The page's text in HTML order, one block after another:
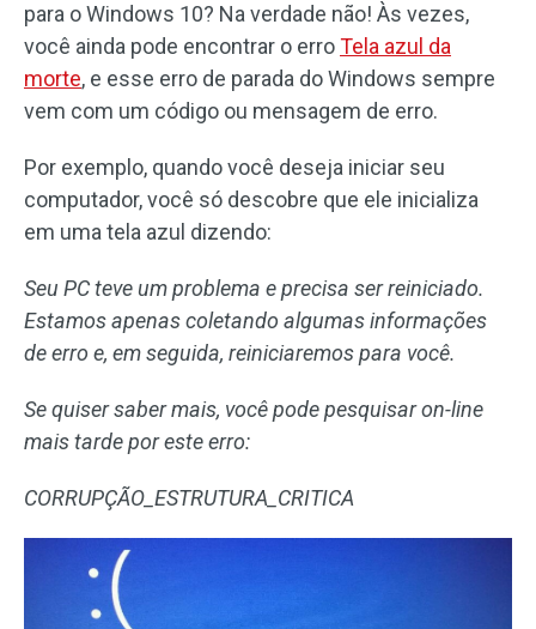
para o Windows 10? Na verdade não! Às vezes,
você ainda pode encontrar o erroTela azul da
morte, e esse erro de parada do Windows sempre
vem com um código ou mensagem de erro.
Por exemplo, quando você deseja iniciar seu
computador, você só descobre que ele inicializa
em uma tela azul dizendo:
Seu PC teve um problema e precisa ser reiniciado.
Estamos apenas coletando algumas informações
de erro e, em seguida, reiniciaremos para você.
Se quiser saber mais, você pode pesquisar on-line
mais tarde por este erro:
CORRUPÇÃO_ESTRUTURA_CRITICA